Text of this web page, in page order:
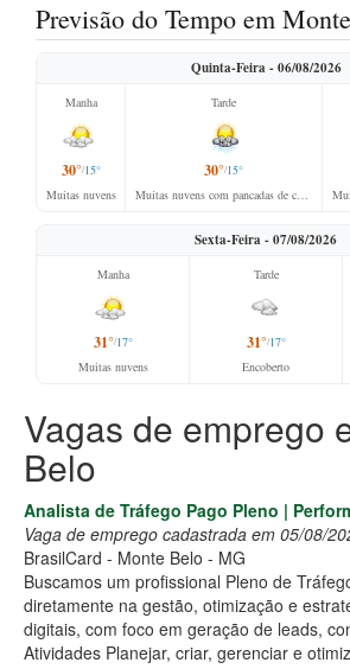
Previsão do Tempo em
Quinta-Feira - 06/08/2026
Manha
30°/15°
Muitas nuvens
Tarde
30°/15°
Muitas nuvens com pancadas de chuva isoladas
Sexta-Feira - 07/08/2026
Manha
31°/17°
Muitas nuvens
Tarde
31°/17°
Encoberto
Vagas de emprego
Belo
Analista de Tráfego Pago Pleno |
Vaga de emprego cadastrada em 05/08/
BrasilCard - Monte Belo - MG
Buscamos um profissional Pleno de
diretamente na gestão, otimização e
digitais, com foco em geração de leads,
Atividades Planejar, criar, gerenciar e